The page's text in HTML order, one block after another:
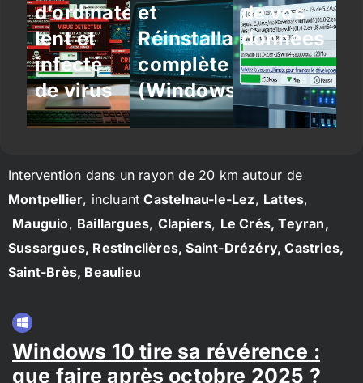
d’ordinateur
lent et
infecté
de virus
et
Réinstallation
complète
(Windows/Linux)
de vos
données
Intervention dans un rayon de 20 km autour de
Montpellier, incluantCastelnau-le-Lez, Lattes,
Mauguio, Baillargues, Clapiers, Le Crés, Teyran,
Sussargues, Restinclières, Saint-Drézéry, Castries,
Saint-Brès, Beaulieu
Windows 10 tire sa révérence :
que faire après octobre 2025 ?